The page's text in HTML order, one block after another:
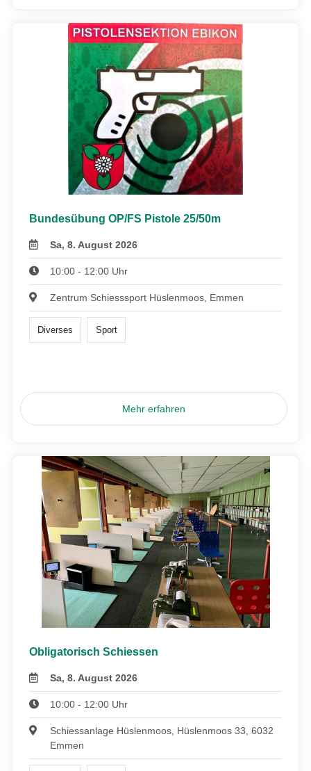
Bundesübung OP/FS Pistole 25/50m
Sa, 8. August 2026
10:00 - 12:00 Uhr
Zentrum Schiesssport Hüslenmoos, Emmen
Diverses Sport
Mehr erfahren
Obligatorisch Schiessen
Sa, 8. August 2026
10:00 - 12:00 Uhr
Schiessanlage Hüslenmoos, Hüslenmoos 33, 6032
Emmen